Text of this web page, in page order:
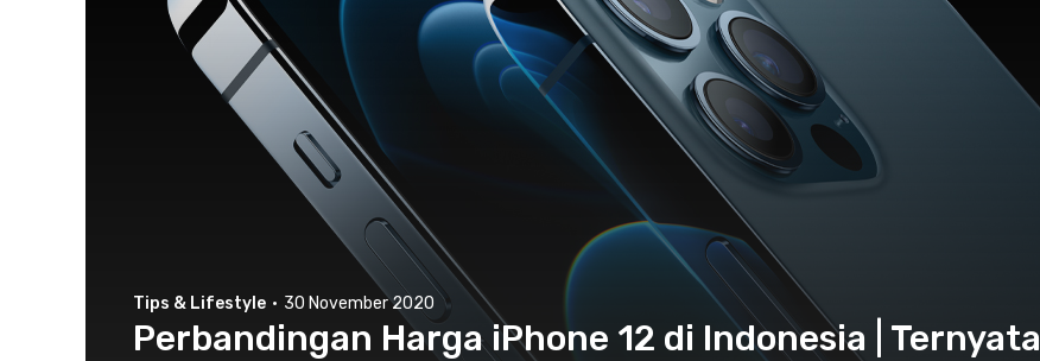
Tips & Lifestyle · 30 November 2020
Perbandingan Harga iPhone 12 di Indonesia | Ternyata